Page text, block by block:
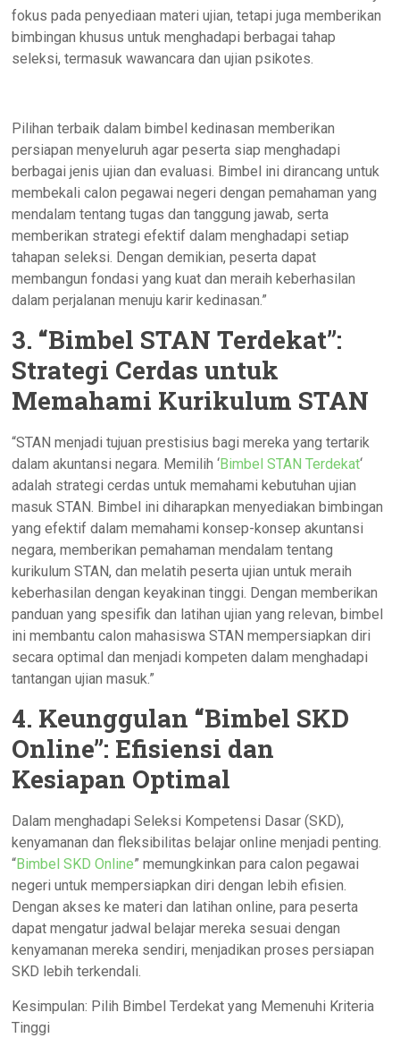
fokus pada penyediaan materi ujian, tetapi juga memberikan
bimbingan khusus untuk menghadapi berbagai tahap
seleksi, termasuk wawancara dan ujian psikotes.
Pilihan terbaik dalam bimbel kedinasan memberikan
persiapan menyeluruh agar peserta siap menghadapi
berbagai jenis ujian dan evaluasi. Bimbel ini dirancang untuk
membekali calon pegawai negeri dengan pemahaman yang
mendalam tentang tugas dan tanggung jawab, serta
memberikan strategi efektif dalam menghadapi setiap
tahapan seleksi. Dengan demikian, peserta dapat
membangun fondasi yang kuat dan meraih keberhasilan
dalam perjalanan menuju karir kedinasan.”
3. “Bimbel STAN Terdekat”:
Strategi Cerdas untuk
Memahami Kurikulum STAN
“STAN menjadi tujuan prestisius bagi mereka yang tertarik
dalam akuntansi negara. Memilih ‘Bimbel STAN Terdekat‘
adalah strategi cerdas untuk memahami kebutuhan ujian
masuk STAN. Bimbel ini diharapkan menyediakan bimbingan
yang efektif dalam memahami konsep-konsep akuntansi
negara, memberikan pemahaman mendalam tentang
kurikulum STAN, dan melatih peserta ujian untuk meraih
keberhasilan dengan keyakinan tinggi. Dengan memberikan
panduan yang spesifik dan latihan ujian yang relevan, bimbel
ini membantu calon mahasiswa STAN mempersiapkan diri
secara optimal dan menjadi kompeten dalam menghadapi
tantangan ujian masuk.”
4. Keunggulan “Bimbel SKD
Online”: Efisiensi dan
Kesiapan Optimal
Dalam menghadapi Seleksi Kompetensi Dasar (SKD),
kenyamanan dan fleksibilitas belajar online menjadi penting.
“Bimbel SKD Online” memungkinkan para calon pegawai
negeri untuk mempersiapkan diri dengan lebih efisien.
Dengan akses ke materi dan latihan online, para peserta
dapat mengatur jadwal belajar mereka sesuai dengan
kenyamanan mereka sendiri, menjadikan proses persiapan
SKD lebih terkendali.
Kesimpulan: Pilih Bimbel Terdekat yang Memenuhi Kriteria
Tinggi